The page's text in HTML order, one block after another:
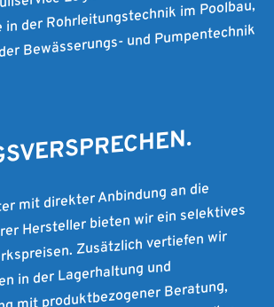
der Rohrleitungstechnik im Poolbau,
Bewässerungs- und Pumpentechnik
mit direkter Anbindung an die
Hersteller bieten wir ein selektives
Zusätzlich vertiefen wir
in der Lagerhaltung und